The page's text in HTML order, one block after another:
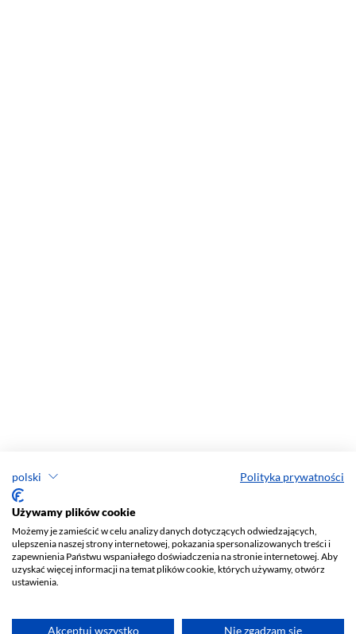
polski Polityka prywatności
Używamy plików cookie
Możemy je zamieścić w celu analizy danych dotyczących odwiedzających,
ulepszenia naszej strony internetowej, pokazania spersonalizowanych treści i
zapewnienia Państwu wspaniałego doświadczenia na stronie internetowej. Aby
uzyskać więcej informacji na temat plików cookie, których używamy, otwórz
ustawienia.
Akceptuj wszystko Nie zgadzam się